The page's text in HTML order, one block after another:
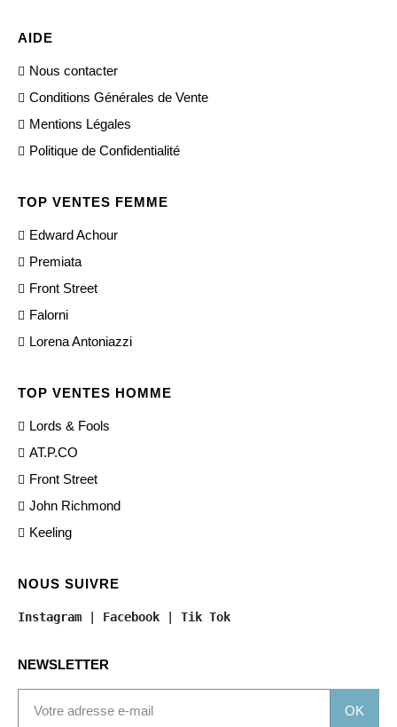
AIDE
Nous contacter
Conditions Générales de Vente
Mentions Légales
Politique de Confidentialité
TOP VENTES FEMME
Edward Achour
Premiata
Front Street
Falorni
Lorena Antoniazzi
TOP VENTES HOMME
Lords & Fools
AT.P.CO
Front Street
John Richmond
Keeling
NOUS SUIVRE
Instagram | Facebook | Tik Tok
NEWSLETTER
OK